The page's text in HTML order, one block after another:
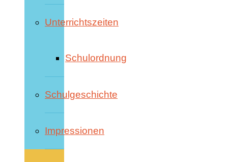
Unterrichtszeiten
Schulordnung
Schulgeschichte
Impressionen